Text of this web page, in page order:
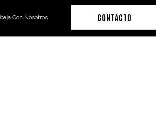
Con Nosotros CONTACTO